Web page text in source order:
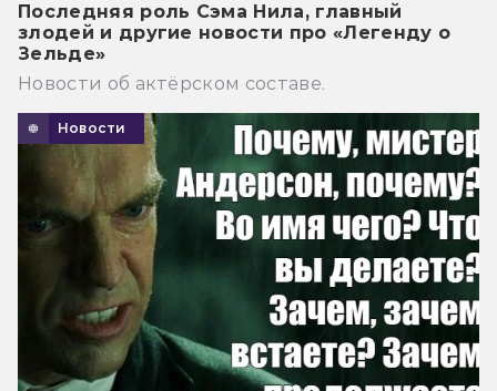
Последняя роль Сэма Нила, главный
злодей и другие новости про «Легенду о
Зельде»
Новости об актёрском составе.
Новости